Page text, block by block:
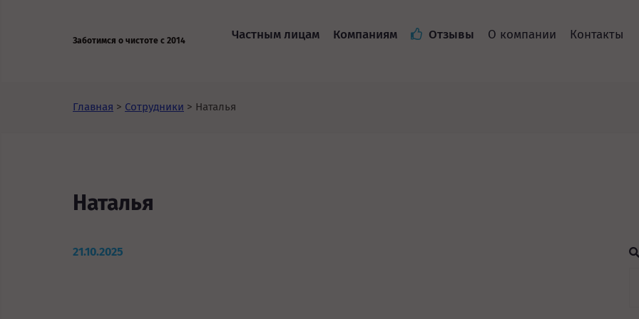
Заботимся о чистоте с 2014 Частным лицам Компаниям Отзывы О компании Контакты
Главная > Сотрудники > Наталья
Наталья
21.10.2025